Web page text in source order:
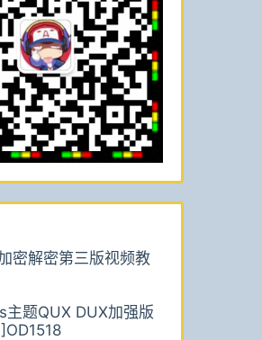
密解密第三版视频教
主题QUX DUX加强版